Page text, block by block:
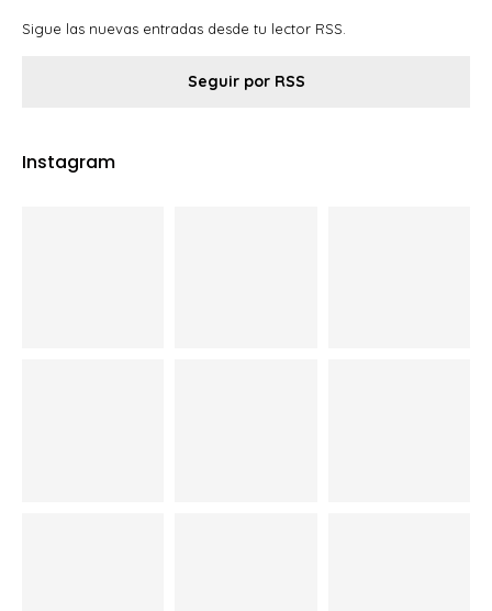
Sigue las nuevas entradas desde tu lector RSS.
Seguir por RSS
Instagram